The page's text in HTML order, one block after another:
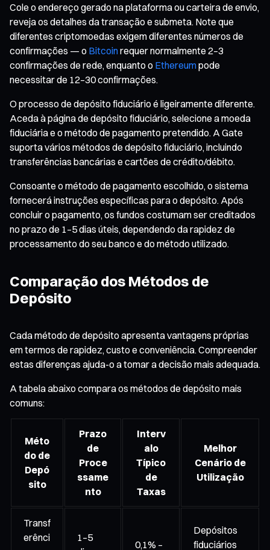
Cole o endereço gerado na plataforma ou carteira de envio,
reveja os detalhes da transação e submeta. Note que
diferentes criptomoedas exigem diferentes números de
confirmações — o Bitcoinrequer normalmente 2–3
confirmações de rede, enquanto o Ethereumpode
necessitar de 12–30 confirmações.
O processo de depósito fiduciário é ligeiramente diferente.
Aceda à página de depósito fiduciário, selecione a moeda
fiduciária e o método de pagamento pretendido. A Gate
suporta vários métodos de depósito fiduciário, incluindo
transferências bancárias e cartões de crédito/débito.
Consoante o método de pagamento escolhido, o sistema
fornecerá instruções específicas para o depósito. Após
concluir o pagamento, os fundos costumam ser creditados
no prazo de 1–5 dias úteis, dependendo da rapidez de
processamento do seu banco e do método utilizado.
Comparação dos Métodos de
Depósito
Cada método de depósito apresenta vantagens próprias
em termos de rapidez, custo e conveniência. Compreender
estas diferenças ajuda-o a tomar a decisão mais adequada.
A tabela abaixo compara os métodos de depósito mais
comuns:
Méto
do de
Depó
sito
Prazo
de
Proce
ssame
nto
Interv
alo
Típico
de
Taxas
Melhor
Cenário de
Utilização
Transf
erênci
1–5
0,1% –
Depósitos
fiduciários